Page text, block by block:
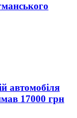
автомобіля
17000 грн